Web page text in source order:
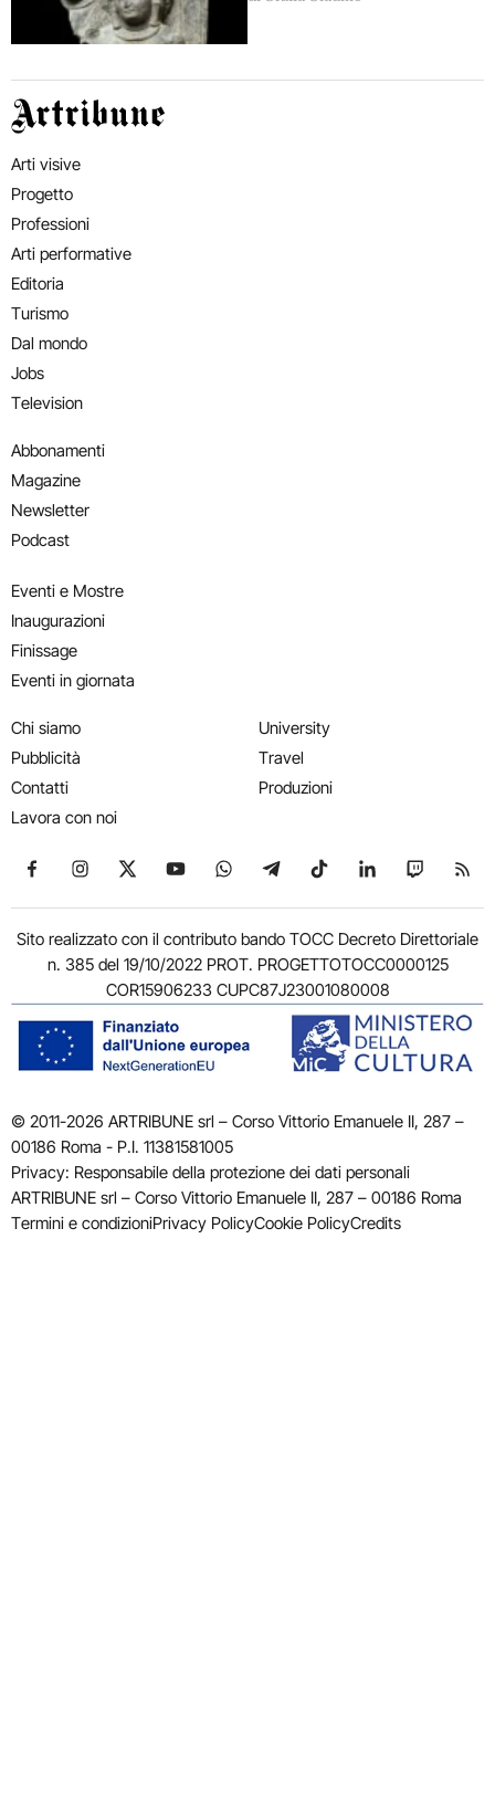
Artribune
Arti visive
Progetto
Professioni
Arti performative
Editoria
Turismo
Dal mondo
Jobs
Television
Abbonamenti
Magazine
Newsletter
Podcast
Eventi e Mostre
Inaugurazioni
Finissage
Eventi in giornata
Chi siamo
Pubblicità
Contatti
Lavora con noi
University
Travel
Produzioni
Seguici su Facebook
Seguici su Instagram
Seguici su X
Seguici su YouTube
Seguici su WhatsApp
Seguici su Telegram
Seguici su TikTok
Seguici su
Seguici
Sito realizzato con il contributo bando TOCC Decreto Direttoriale
n. 385 del 19/10/2022 PROT. PROGETTOTOCC0000125
COR15906233 CUPC87J23001080008
© 2011-2026 ARTRIBUNE srl – Corso Vittorio Emanuele II, 287 –
00186 Roma - P.I. 11381581005
Privacy: Responsabile della protezione dei dati personali
ARTRIBUNE srl – Corso Vittorio Emanuele II, 287 – 00186 Roma
Termini e condizioniPrivacy PolicyCookie PolicyCredits